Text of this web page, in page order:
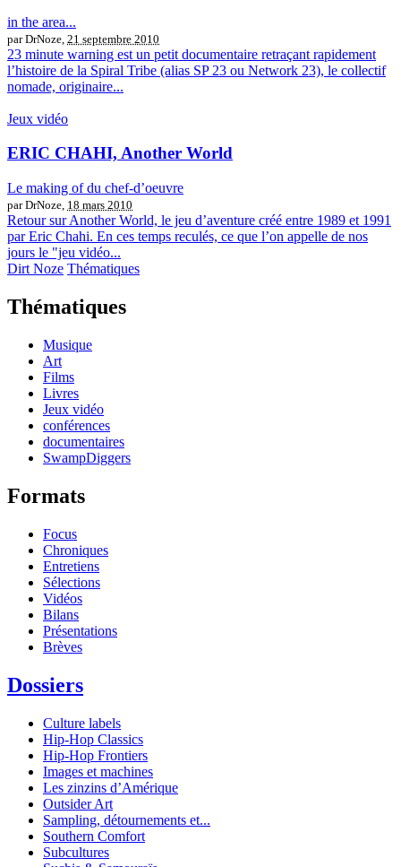
in the area...
par DrNoze, 21 septembre 2010
23 minute warning est un petit documentaire retraçant rapidement
l’histoire de la Spiral Tribe (alias SP 23 ou Network 23), le collectif
nomade, originaire...
Jeux vidéo
ERIC CHAHI, Another World
Le making of du chef-d’oeuvre
par DrNoze, 18 mars 2010
Retour sur Another World, le jeu d’aventure créé entre 1989 et 1991
par Eric Chahi. En ces temps reculés, ce que l’on appelle de nos
jours le "jeu vidéo...
Dirt Noze Thématiques
Thématiques
Musique
Art
Films
Livres
Jeux vidéo
conférences
documentaires
SwampDiggers
Formats
Focus
Chroniques
Entretiens
Sélections
Vidéos
Bilans
Présentations
Brèves
Dossiers
Culture labels
Hip-Hop Classics
Hip-Hop Frontiers
Images et machines
Les zinzins d’Amérique
Outsider Art
Sampling, détournements et...
Southern Comfort
Subcultures